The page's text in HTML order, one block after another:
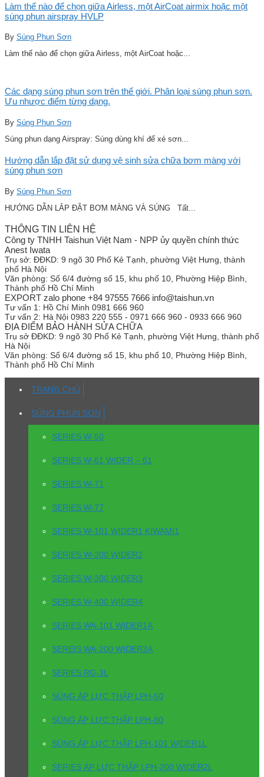
Làm thế nào để chọn giữa Airless, một AirCoat airmix hoặc một
súng phun airspray HVLP
By Súng Phun Sơn
Làm thế nào để chọn giữa Airless, một AirCoat hoặc...
Các dạng súng phun sơn trên thế giới. Phân loại súng phun sơn.
Ưu nhược điểm từng dạng.
By Súng Phun Sơn
Súng phun dạng Airspray: Súng dùng khí để xé sơn...
Hướng dẫn lắp đặt sử dụng vệ sinh sửa chữa bơm màng với
súng phun sơn
By Súng Phun Sơn
HƯỚNG DẪN LẮP ĐẶT BƠM MÀNG VÀ SÚNG Tất...
THÔNG TIN LIÊN HỆ
Công ty TNHH Taishun Việt Nam - NPP ủy quyền chính thức
Anest Iwata
Trụ sở: ĐĐKD: 9 ngõ 30 Phố Kẻ Tạnh, phường Việt Hưng, thành
phố Hà Nội
Văn phòng: Số 6/4 đường số 15, khu phố 10, Phường Hiệp Bình,
Thành phố Hồ Chí Minh
EXPORT zalo phone +84 97555 7666 info@taishun.vn
Tư vấn 1: Hồ Chí Minh 0981 666 960
Tư vấn 2: Hà Nội 0983 220 555 - 0971 666 960 - 0933 666 960
ĐỊA ĐIỂM BẢO HÀNH SỬA CHỮA
Trụ sở ĐĐKD: 9 ngõ 30 Phố Kẻ Tạnh, phường Việt Hưng, thành phố
Hà Nội
Văn phòng: Số 6/4 đường số 15, khu phố 10, Phường Hiệp Bình,
Thành phố Hồ Chí Minh
TRANG CHỦ
SÚNG PHUN SƠN
SERIES W-50
SERIES W-61 WIDER – 61
SERIES W-71
SERIES W-77
SERIES W-101 WIDER1 KIWAMI1
SERIES W-200 WIDER2
SERIES W-300 WIDER3
SERIES W-400 WIDER4
SERIES WA-101 WIDER1A
SEREIS WA-200 WIDER2A
SERIES RG-3L
SÚNG ÁP LỰC THẤP LPH-50
SÚNG ÁP LỰC THẤP LPH-80
SÚNG ÁP LỰC THẤP LPH-101 WIDER1L
SERIES ÁP LỰC THẤP LPH-200 WIDER2L